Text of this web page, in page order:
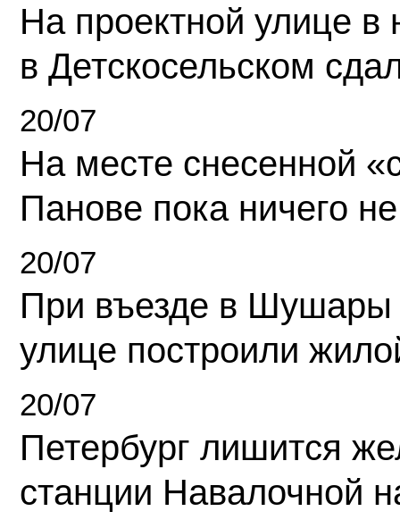
На проектной улице
в Детскосельском
20/07
На месте снесенной
Панове пока ничего
20/07
При въезде в Шушары
улице построили
20/07
Петербург лишится
станции Навалочной